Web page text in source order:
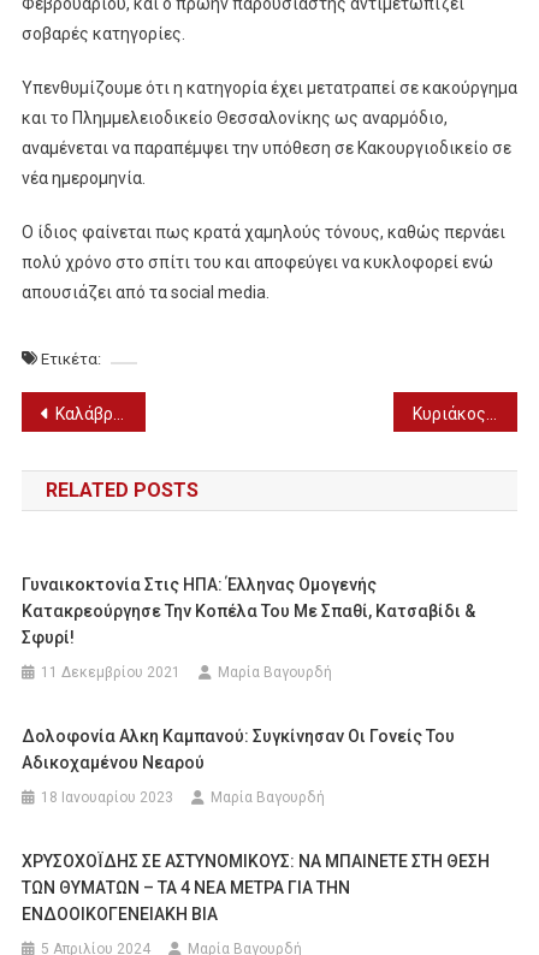
σοβαρές κατηγορίες.
Υπενθυμίζουμε ότι η κατηγορία έχει μετατραπεί σε κακούργημα
και το Πλημμελειοδικείο Θεσσαλονίκης ως αναρμόδιο,
αναμένεται να παραπέμψει την υπόθεση σε Κακουργιοδικείο σε
νέα ημερομηνία.
Ο ίδιος φαίνεται πως κρατά χαμηλούς τόνους, καθώς περνάει
πολύ χρόνο στο σπίτι του και αποφεύγει να κυκλοφορεί ενώ
απουσιάζει από τα social media.
Ετικέτα:
Πλοήγηση
άρθρων
Καλάβρυτα: Φονική χιονοστιβάδα για τους τρεις αναρριχητές (ΦΩΤΟ)
RELATED POSTS
Γυναικοκτονία Στις ΗΠΑ: Έλληνας Ομογενής
Κατακρεούργησε Την Κοπέλα Του Με Σπαθί, Κατσαβίδι &
Σφυρί!
11 Δεκεμβρίου 2021 Μαρία Βαγουρδή
Δολοφονία Αλκη Καμπανού: Συγκίνησαν Οι Γονείς Του
Αδικοχαμένου Νεαρού
18 Ιανουαρίου 2023 Μαρία Βαγουρδή
ΧΡΥΣΟΧΟΪΔΗΣ ΣΕ ΑΣΤΥΝΟΜΙΚΟΥΣ: ΝΑ ΜΠΑΙΝΕΤΕ ΣΤΗ ΘΕΣΗ
ΤΩΝ ΘΥΜΑΤΩΝ – ΤΑ 4 ΝΕΑ ΜΕΤΡΑ ΓΙΑ ΤΗΝ
ΕΝΔΟΟΙΚΟΓΕΝΕΙΑΚΗ ΒΙΑ
5 Απριλίου 2024 Μαρία Βαγουρδή